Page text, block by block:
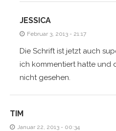
JESSICA
Februar 3, 2013 - 21:17
Die Schrift ist jetzt auch
ich kommentiert hatte und
nicht gesehen.
TIM
Januar 22, 2013 - 00:34